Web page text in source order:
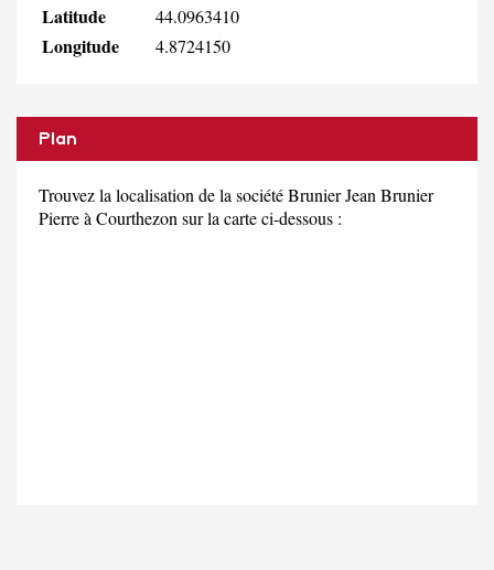
Latitude 44.0963410
Longitude 4.8724150
Plan
Trouvez la localisation de la société Brunier Jean Brunier
Pierre à Courthezon sur la carte ci-dessous :